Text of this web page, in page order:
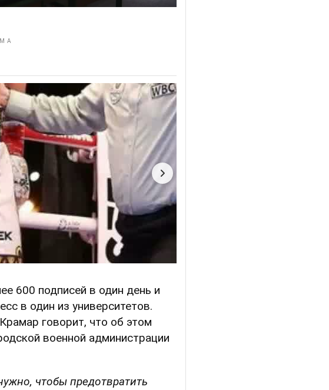
600 подписей в один день и
в один из университетов.
говорит, что об этом
военной администрации
чтобы предотвратить